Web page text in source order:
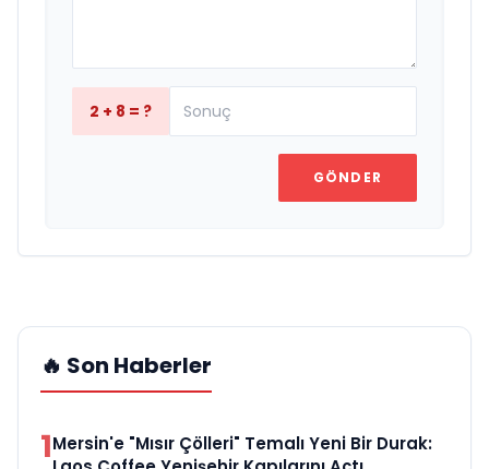
2 + 8 = ?
GÖNDER
🔥 Son Haberler
1Mersin'e "Mısır Çölleri" Temalı Yeni Bir Durak: